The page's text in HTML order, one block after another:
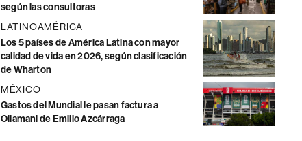
según las consultoras
LATINOAMÉRICA
Los 5 países de América Latina con mayor
calidad de vida en 2026, según clasificación
de Wharton
MÉXICO
Gastos del Mundial le pasan factura a
Ollamani de Emilio Azcárraga